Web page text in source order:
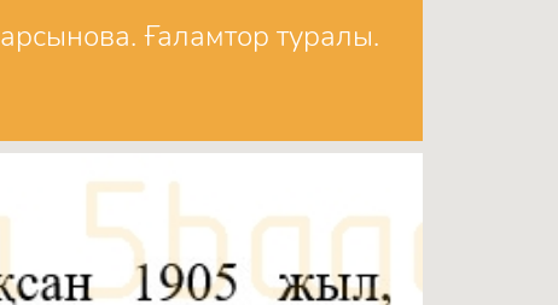
Ғаламтор туралы.